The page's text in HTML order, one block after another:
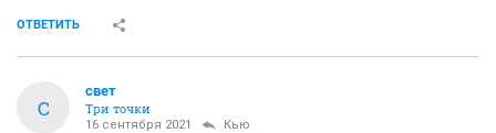
ОТВЕТИТЬ
С
свет
Три точки
16 сентября 2021 Кью